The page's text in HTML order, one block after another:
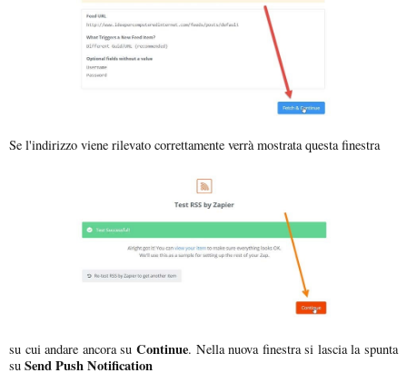
Se l'indirizzo viene rilevato correttamente verrà mostrata questa finestra
su cui andare ancora su Continue. Nella nuova finestra si lascia la spunta
su Send Push Notification